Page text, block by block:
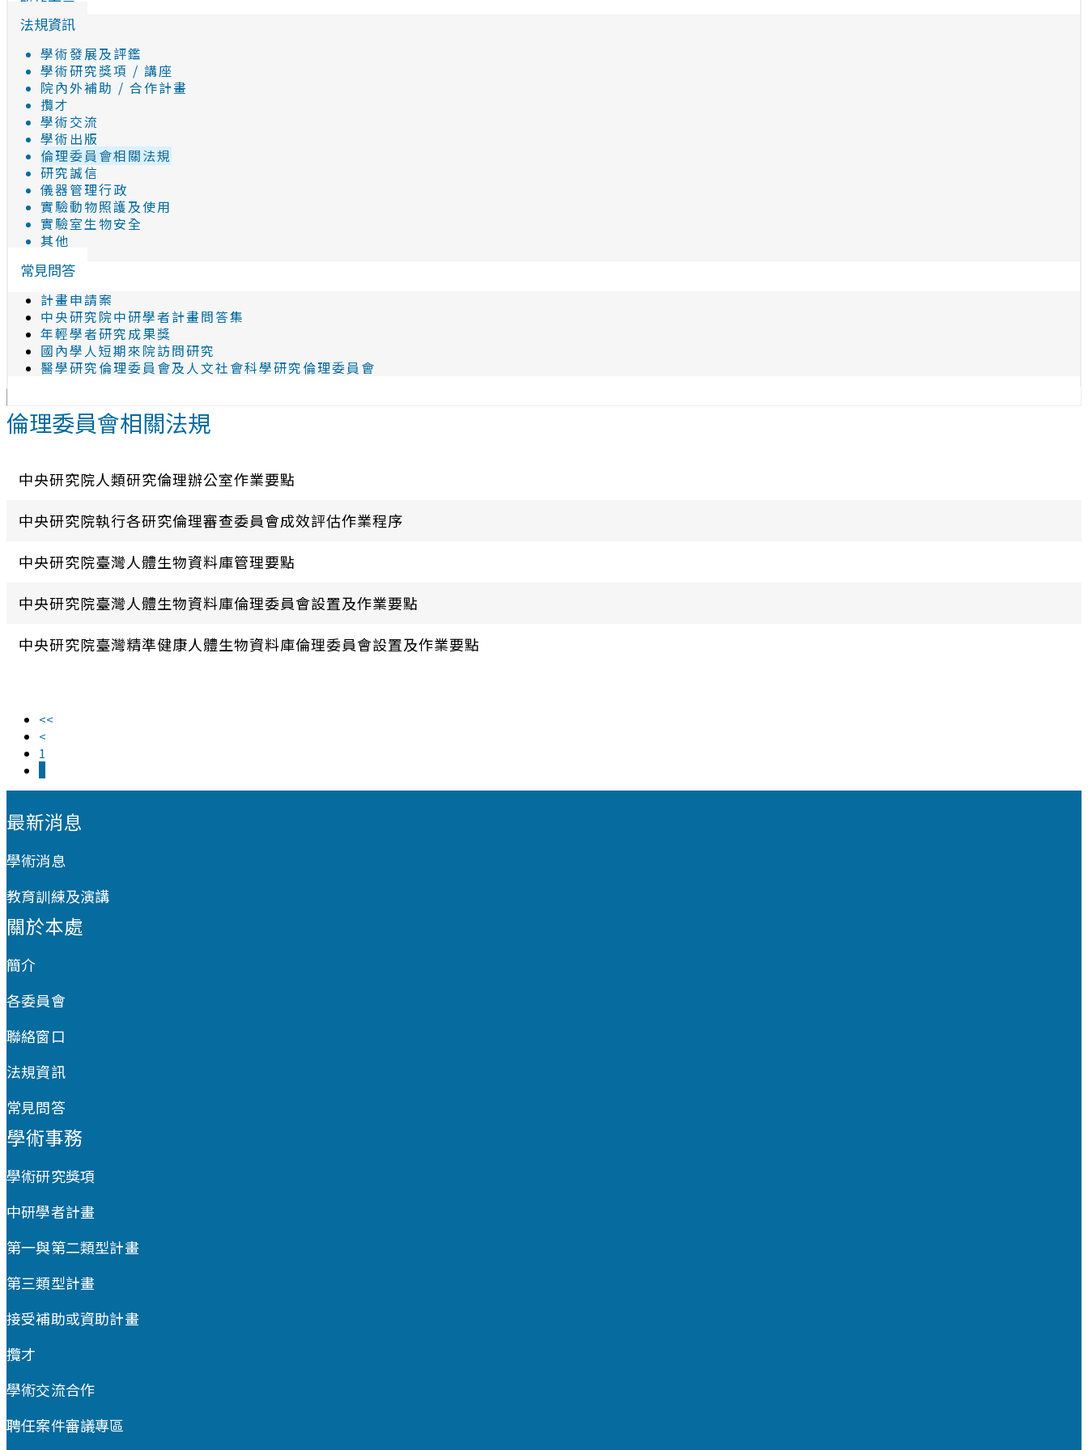
聯絡窗口
法規資訊
學術發展及評鑑
學術研究獎項 / 講座
院內外補助 / 合作計畫
攬才
學術交流
學術出版
倫理委員會相關法規
研究誠信
儀器管理行政
實驗動物照護及使用
實驗室生物安全
其他
常見問答
計畫申請案
中央研究院中研學者計畫問答集
年輕學者研究成果獎
國內學人短期來院訪問研究
醫學研究倫理委員會及人文社會科學研究倫理委員會
倫理委員會相關法規
中央研究院人類研究倫理辦公室作業要點
中央研究院執行各研究倫理審查委員會成效評估作業程序
中央研究院臺灣人體生物資料庫管理要點
中央研究院臺灣人體生物資料庫倫理委員會設置及作業要點
中央研究院臺灣精準健康人體生物資料庫倫理委員會設置及作業要點
<<
<
1
最新消息
學術消息
教育訓練及演講
關於本處
簡介
各委員會
聯絡窗口
法規資訊
常見問答
學術事務
學術研究獎項
中研學者計畫
第一與第二類型計畫
第三類型計畫
接受補助或資助計畫
攬才
學術交流合作
聘任案件審議專區